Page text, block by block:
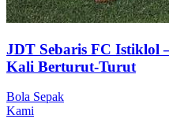
JDT Sebaris FC Istiklol
Kali Berturut-Turut
Bola Sepak
Kami